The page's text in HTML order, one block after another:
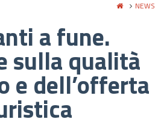
NEWS
a fune.
sulla qualità
e dell’offerta